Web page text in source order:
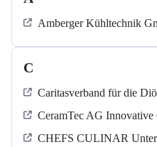
Amberger Kühltechnik
C
Caritasverband für die
CeramTec AG
CHEFS CULINAR